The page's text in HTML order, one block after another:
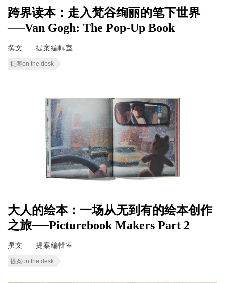
跨界读本：走入梵谷绚丽的笔下世界
──Van Gogh: The Pop-Up Book
撰文 提案編輯室
提案on the desk
大人的绘本：一场从无到有的绘本创作
之旅──Picturebook Makers Part 2
撰文 提案編輯室
提案on the desk